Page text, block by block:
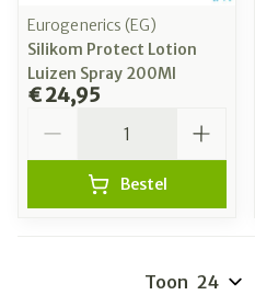
Eurogenerics (EG)
Silikom Protect Lotion
Luizen Spray 200Ml
€ 24,95
Bestel
Toon